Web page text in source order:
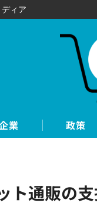
業 政策
ト通販の
ィア